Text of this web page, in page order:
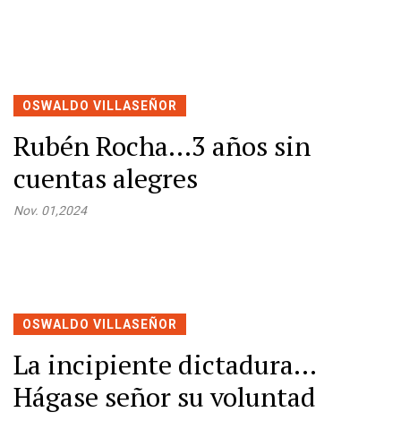
OSWALDO VILLASEÑOR
Rubén Rocha…3 años sin
cuentas alegres
Nov. 01,2024
OSWALDO VILLASEÑOR
La incipiente dictadura…
Hágase señor su voluntad